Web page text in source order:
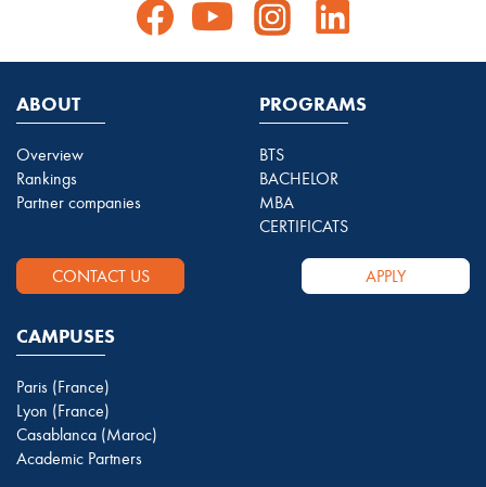
ABOUT
Overview
Rankings
Partner companies
PROGRAMS
BTS
BACHELOR
MBA
CERTIFICATS
CONTACT US APPLY
CAMPUSES
Paris (France)
Lyon (France)
Casablanca (Maroc)
Academic Partners